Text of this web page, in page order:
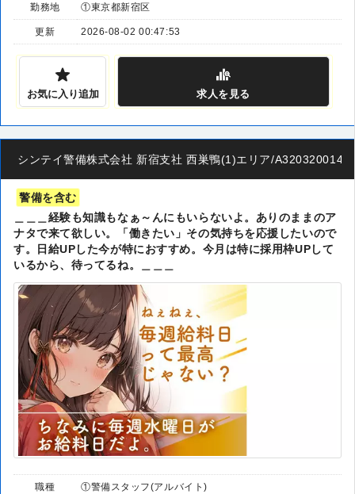
勤務地 ①東京都新宿区
更新 2026-08-02 00:47:53
お気に入り追加 求人 を見る
シンテイ警備株式会社 新宿支社 西巣鴨(1)エリア/A3203200140
警備を含む
＿＿＿経験も知識もなぁ～んにもいらないよ。ありのままのア
ナタで来て欲しい。「働きたい」その気持ちを応援したいので
す。日給UPした今が特におすすめ。今月は特に採用枠UPして
いるから、待ってるね。＿＿＿
職種 ①警備スタッフ(アルバイト)